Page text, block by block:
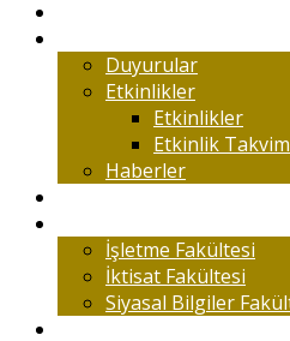
Duyurular
Etkinlikler
Etkinlikler
Etkinlik
Haberler
İşletme Fakültesi
İktisat Fakültesi
Siyasal Bilgiler